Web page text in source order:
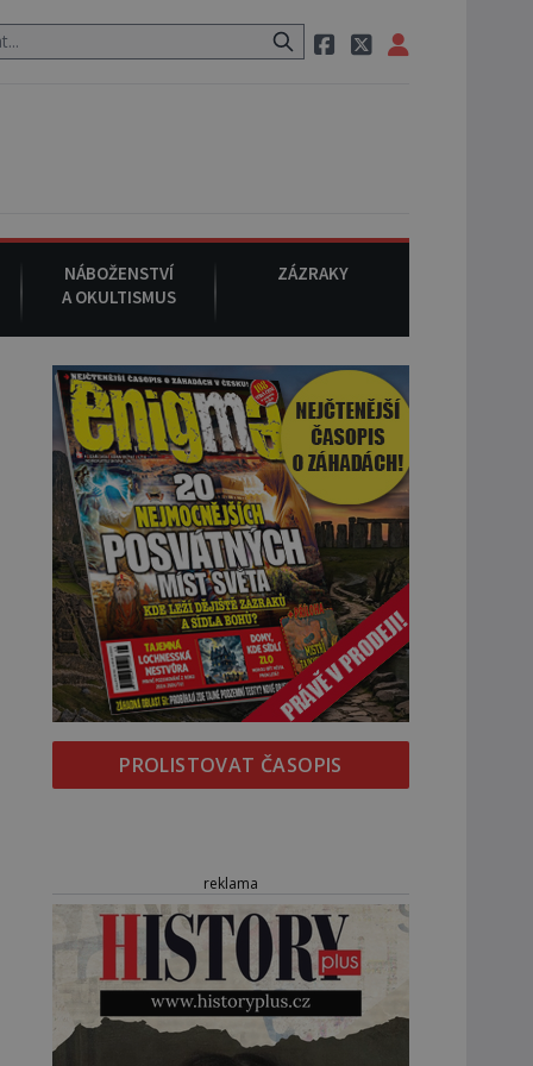
pak si na ulici zavolá taxi, nasedne do něj a už ho nikdy
NÁBOŽENSTVÍ
A OKULTISMUS
ZÁZRAKY
PROLISTOVAT ČASOPIS
reklama